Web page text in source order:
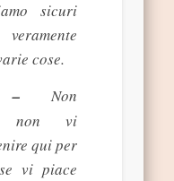
sicuri
cose.
– Non
non vi
qui per
vi piace